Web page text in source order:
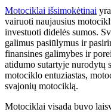
Motociklai išsimokėtinai
vairuoti naujausius
investuoti didelės sumos.
galimus pasiūlymus ir
finansines galimybes ir
atidumo sutartyje nurodytų
motociklo entuziastas,
svajonių motociklą.
Motociklai visada buvo